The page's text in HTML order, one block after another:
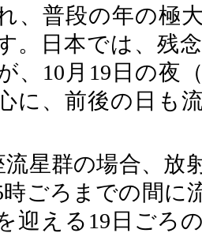
、普段の年の極
。日本では、残
、10月19日の夜
に、前後の日も
星群の場合、放
時ごろまでの間に
迎える19日ごろ